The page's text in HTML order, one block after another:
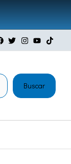
Buscar